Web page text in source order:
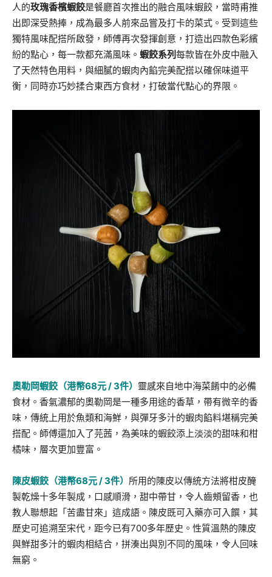
人的玫瑰香檳蝦餃是餐廳首次推出的融合風味蝦餃，當時甫推
出即深受熱捧，成為最多人前來品嘗及打卡的菜式。受到這些
獨特風味配搭所啟發，師傅再次發揮創意，打造出四款色彩繽
紛的點心，每一款都充滿風味。 蝦餃系列 每款皆在外皮中融入
了天然特色用料，與細膩的蝦肉內餡完美配搭以確保味道平
衡，同時亦巧妙揉合東西方食材，打破當代點心的界限。
奧勒岡蝦餃（港幣68元/ 3件） 靈感來自地中海菜餚中的必備
食材。香氣濃郁的奧勒岡是一種多用途的香草，帶有微辛的香
味，傳統上用於魚類和海鮮，與彈牙多汁的蝦肉餡料堪稱完美
搭配。師傅還加入了芫茜，為美味的蝦餃添上淡淡的甜味和柑
橘味，層次更加豐富。
陳皮蝦餃（港幣68元/ 3件） 所用的陳皮以傳統方法將柑皮醃
製乾燥十多年製成，口感順滑，甜中帶甘，令人齒頰留香，也
教人聯想起「苦盡甘來」這成語。陳皮既可入藥亦可入饌，其
歷史可追溯至宋代，距今已有700多年歷史。性質溫熱的陳皮
與鮮甜多汁的蝦肉相結合，拼湊出與別不同的風味，令人回味
無窮。